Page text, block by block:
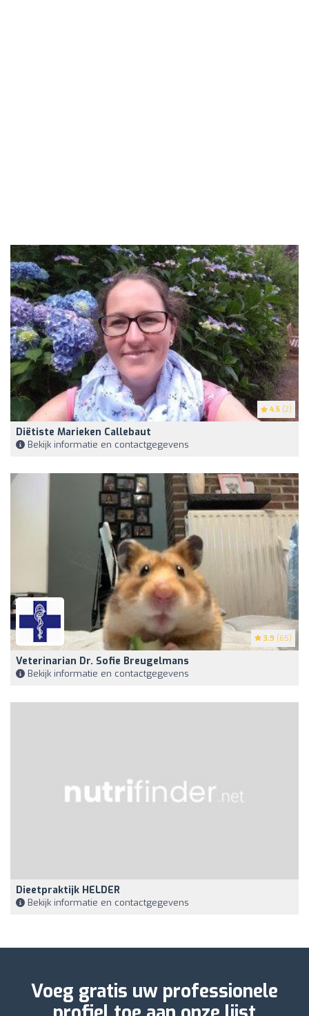
4.5 (2)
Diëtiste Marieken Callebaut
Bekijk informatie en contactgegevens
3.9 (65)
Veterinarian Dr. Sofie Breugelmans
Bekijk informatie en contactgegevens
Dieetpraktijk HELDER
Bekijk informatie en contactgegevens
Voeg gratis uw professionele